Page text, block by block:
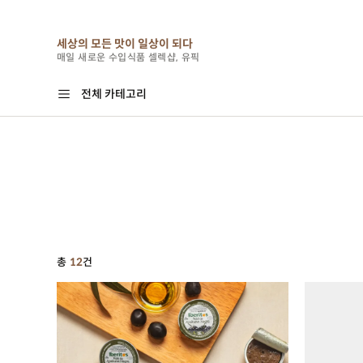
세상의 모든 맛이 일상이 되다
매일 새로운 수입식품 셀렉샵, 유픽
전체 카테고리
신상 스토리 이벤트
총 12건